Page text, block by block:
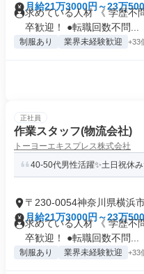
月給21万3000円～23万
求めている人材 《 学歴不
卒歓迎！ ●転職回数不問...
制服あり 業界未経験歓迎 +33
正社員
作業スタッフ(物流会社)
トーヨーエキスプレス株式会社
40-50代男性活躍✨土日祝休
〒230-0054神奈川県横浜
月給21万3000円～23万
求めている人材 《 学歴不
卒歓迎！ ●転職回数不問...
制服あり 業界未経験歓迎 +33